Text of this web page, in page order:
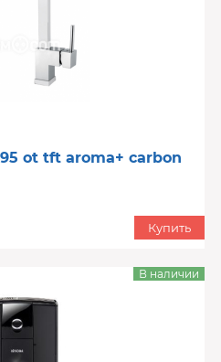
ot tft aroma+ carbon
Купить
В наличии